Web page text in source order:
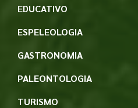
EDUCATIVO
ESPELEOLOGIA
GASTRONOMIA
PALEONTOLOGIA
TURISMO